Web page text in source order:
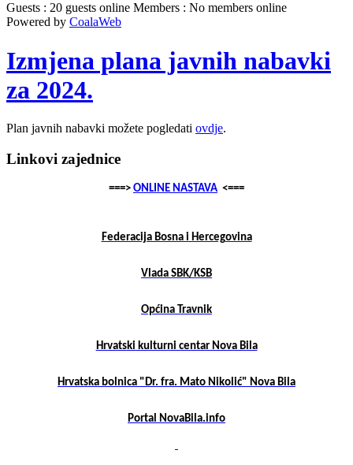
Guests : 20 guests online Members : No members online
Powered by CoalaWeb
Izmjena plana javnih nabavki
za 2024.
Plan javnih nabavki možete pogledati ovdje.
Linkovi zajednice
===> ONLINE NASTAVA <===
Federacija Bosna i Hercegovina
Vlada SBK/KSB
Općina Travnik
Hrvatski kulturni centar Nova Bila
Hrvatska bolnica "Dr. fra. Mato Nikolić" Nova Bila
Portal NovaBila.info